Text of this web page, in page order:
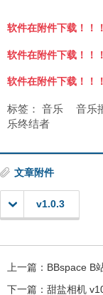
软件在附件下载！！
软件在附件下载！！
软件在附件下载！！
标签： 音乐 音乐
乐终结者
文章附件
v1.0.3
上一篇： BBspace B
下一篇： 甜盐相机